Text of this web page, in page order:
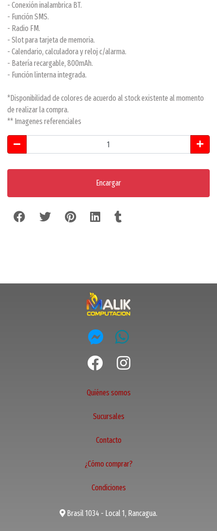
- Conexión inalambrica BT.
- Función SMS.
- Radio FM.
- Slot para tarjeta de memoria.
- Calendario, calculadora y reloj c/alarma.
- Batería recargable, 800mAh.
- Función linterna integrada.
*Disponibilidad de colores de acuerdo al stock existente al momento
de realizar la compra.
** Imagenes referenciales
Encargar
Quiénes somos
Sucursales
Contacto
¿Cómo comprar?
Condiciones
Brasil 1034 - Local 1, Rancagua.